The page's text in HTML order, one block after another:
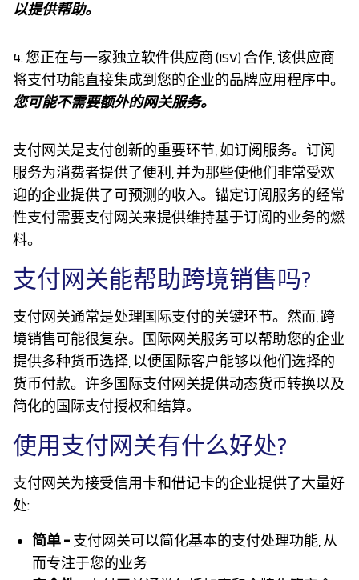
以提供帮助。
4. 您正在与一家独立软件供应商 (ISV) 合作, 该供应商
将支付功能直接集成到您的企业的品牌应用程序中。
您可能不需要额外的网关服务。
支付网关是支付创新的重要环节, 如订阅服务。订阅
服务为消费者提供了便利, 并为那些使他们非常受欢
迎的企业提供了可预测的收入。锚定订阅服务的经常
性支付需要支付网关来提供维持基于订阅的业务的燃
料。
支付网关能帮助跨境销售吗?
支付网关通常是处理国际支付的关键环节。然而, 跨
境销售可能很复杂。国际网关服务可以帮助您的企业
提供多种货币选择, 以便国际客户能够以他们选择的
货币付款。许多国际支付网关提供动态货币转换以及
简化的国际支付授权和结算。
使用支付网关有什么好处?
支付网关为接受信用卡和借记卡的企业提供了大量好
处:
简单 – 支付网关可以简化基本的支付处理功能, 从
而专注于您的业务